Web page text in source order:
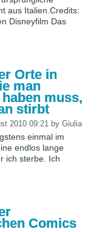
aus Italien.Credits:
Disneyfilm Das
Orte in
man
muss,
stirbt
2010 09:21 by Giulia
einmal im
endlos lange
ich sterbe. Ich
Comics